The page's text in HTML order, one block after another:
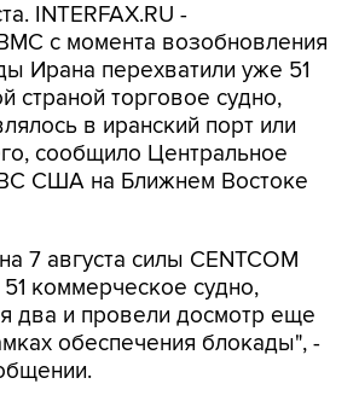
INTERFAX.RU -
с момента возобновления
Ирана перехватили уже 51
страной торговое судно,
в иранский порт или
сообщило Центральное
США на Ближнем Востоке
7 августа силы CENTCOM
коммерческое судно,
два и провели досмотр еще
обеспечения блокады", -